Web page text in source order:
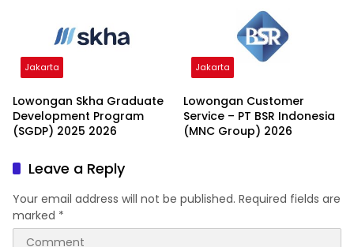
Jakarta
Lowongan Skha Graduate
Development Program
(SGDP) 2025 2026
Jakarta
Lowongan Customer
Service – PT BSR Indonesia
(MNC Group) 2026
Leave a Reply
Your email address will not be published. Required fields are
marked *